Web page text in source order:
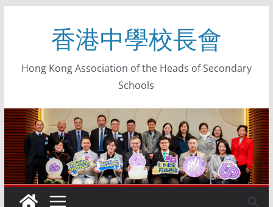
香港中學校長會
Hong Kong Association of the Heads of Secondary
Schools